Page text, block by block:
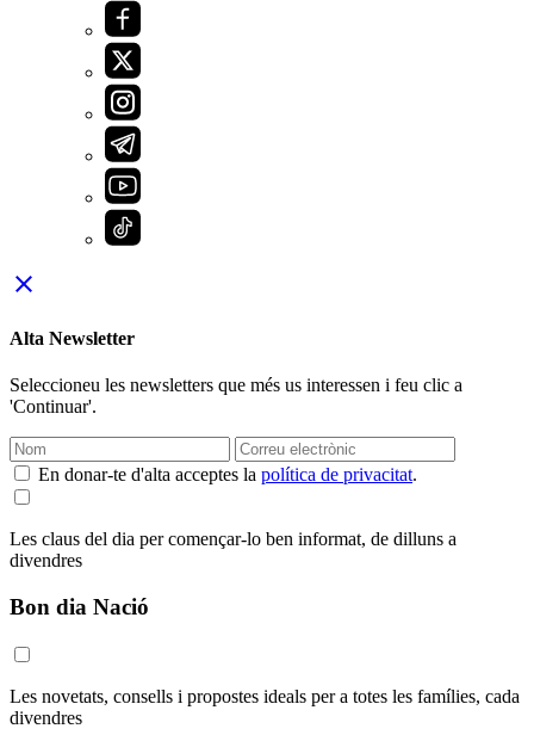
close
Alta Newsletter
Seleccioneu les newsletters que més us interessen i feu clic a
'Continuar'.
En donar-te d'alta acceptes la política de privacitat.
Les claus del dia per començar-lo ben informat, de dilluns a
divendres
Bon dia Nació
Les novetats, consells i propostes ideals per a totes les famílies, cada
divendres